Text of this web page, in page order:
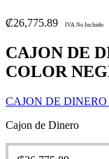
₡26,775.89 IVA No Incluido
CAJON DE
COLOR
CAJON DE
Cajon de Dinero